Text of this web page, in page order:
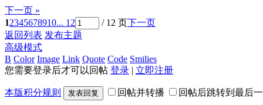
下一页 »
12345678910... 12 / 12 页下一页
返回列表 发布主题
高级模式
B Color Image Link Quote Code Smilies
您需要登录后才可以回帖 登录 | 立即注册
本版积分规则 发表回复 回帖并转播 回帖后跳转到最后